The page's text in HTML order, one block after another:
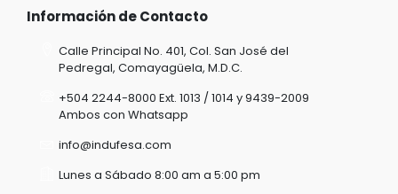
Información de Contacto
Calle Principal No. 401, Col. San José del
Pedregal, Comayagüela, M.D.C.
+504 2244-8000 Ext. 1013 / 1014 y 9439-2009
Ambos con Whatsapp
info@indufesa.com
Lunes a Sábado 8:00 am a 5:00 pm